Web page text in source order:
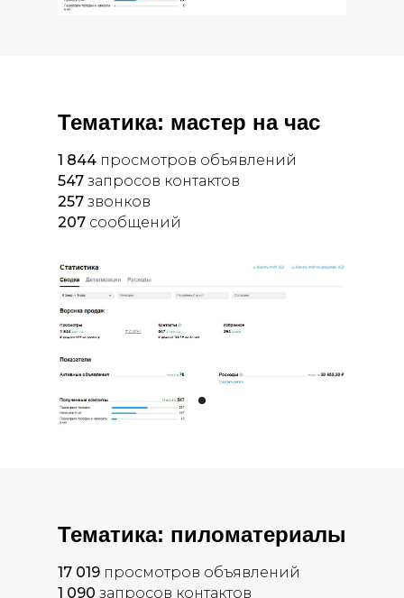
Тематика: мастер на час
1 844 просмотров объявлений
547 запросов контактов
257 звонков
207 сообщений
Тематика: пиломатериалы
17 019 просмотров объявлений
1 090 запросов контактов